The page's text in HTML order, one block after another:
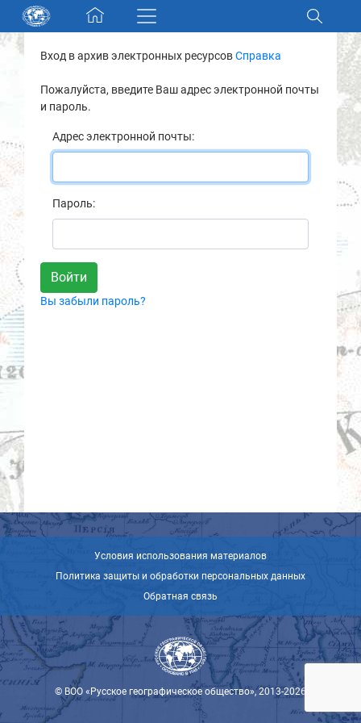
Skip navigation
Разделы и коллекции
Электронный каталог
Новости
О нас
Контакты
Партнеры
Вход в архив электронных ресурсовСправка
Пожалуйста, введите Ваш адрес электронной почты
и пароль.
Адрес электронной почты:
Пароль:
Вы забыли пароль?
Условия использования материалов
Политика защиты и обработки персональных данных
Обратная связь
© ВОО «Русское географическое общество», 2013-2026